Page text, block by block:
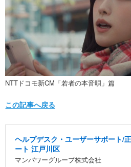
NTTドコモ新CM「若者の本音唄」篇
この記事へ戻る
ヘルプデスク・ユーザーサポート/
ート 江戸川区
マンパワーグループ株式会社